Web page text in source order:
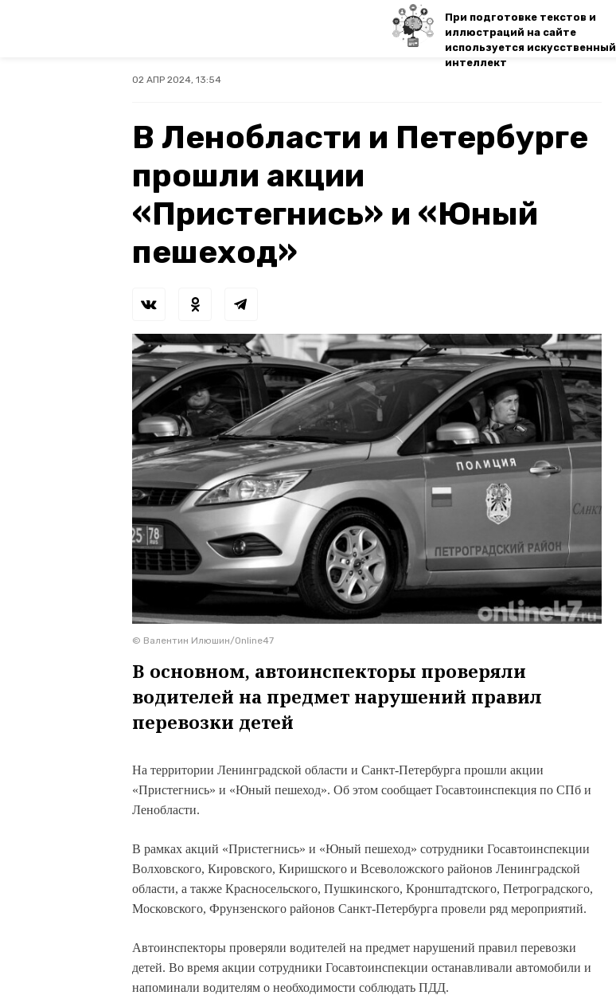
При подготовке текстов и
иллюстраций на сайте
используется искусственный
интеллект
02 АПР 2024, 13:54
В Ленобласти и Петербурге
прошли акции
«Пристегнись» и «Юный
пешеход»
© Валентин Илюшин/Online47
В основном, автоинспекторы проверяли
водителей на предмет нарушений правил
перевозки детей
На территории Ленинградской области и Санкт-Петербурга прошли акции
«Пристегнись» и «Юный пешеход». Об этом сообщает Госавтоинспекция по СПб и
Ленобласти.
В рамках акций «Пристегнись» и «Юный пешеход» сотрудники Госавтоинспекции
Волховского, Кировского, Киришского и Всеволожского районов Ленинградской
области, а также Красносельского, Пушкинского, Кронштадтского, Петроградского,
Московского, Фрунзенского районов Санкт-Петербурга провели ряд мероприятий.
Автоинспекторы проверяли водителей на предмет нарушений правил перевозки
детей. Во время акции сотрудники Госавтоинспекции останавливали автомобили и
напоминали водителям о необходимости соблюдать ПДД.